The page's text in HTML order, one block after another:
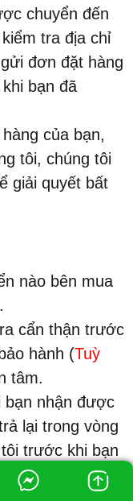
chuyển đến
tra địa chỉ
đơn đặt hàng
bạn đã
của bạn,
tôi, chúng tôi
giải quyết bất
nào bên mua
cẩn thận trước
hành (Tuỳ
tâm.
bạn nhận được
lại trong vòng
trước khi bạn